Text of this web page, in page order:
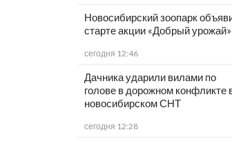
Новосибирский зоопарк
старте акции «Добрый урожай»
сегодня 12:46
Дачника ударили вилами по
голове в дорожном конфликте
новосибирском СНТ
сегодня 12:28